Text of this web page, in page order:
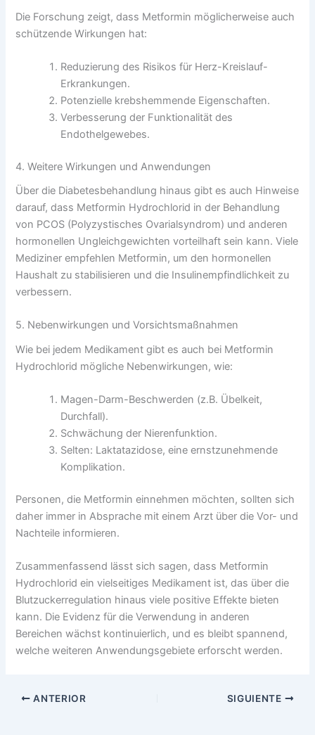
Die Forschung zeigt, dass Metformin möglicherweise auch
schützende Wirkungen hat:
Reduzierung des Risikos für Herz-Kreislauf-
Erkrankungen.
Potenzielle krebshemmende Eigenschaften.
Verbesserung der Funktionalität des
Endothelgewebes.
4. Weitere Wirkungen und Anwendungen
Über die Diabetesbehandlung hinaus gibt es auch Hinweise
darauf, dass Metformin Hydrochlorid in der Behandlung
von PCOS (Polyzystisches Ovarialsyndrom) und anderen
hormonellen Ungleichgewichten vorteilhaft sein kann. Viele
Mediziner empfehlen Metformin, um den hormonellen
Haushalt zu stabilisieren und die Insulinempfindlichkeit zu
verbessern.
5. Nebenwirkungen und Vorsichtsmaßnahmen
Wie bei jedem Medikament gibt es auch bei Metformin
Hydrochlorid mögliche Nebenwirkungen, wie:
Magen-Darm-Beschwerden (z.B. Übelkeit,
Durchfall).
Schwächung der Nierenfunktion.
Selten: Laktatazidose, eine ernstzunehmende
Komplikation.
Personen, die Metformin einnehmen möchten, sollten sich
daher immer in Absprache mit einem Arzt über die Vor- und
Nachteile informieren.
Zusammenfassend lässt sich sagen, dass Metformin
Hydrochlorid ein vielseitiges Medikament ist, das über die
Blutzuckerregulation hinaus viele positive Effekte bieten
kann. Die Evidenz für die Verwendung in anderen
Bereichen wächst kontinuierlich, und es bleibt spannend,
welche weiteren Anwendungsgebiete erforscht werden.
ANTERIOR SIGUIENTE